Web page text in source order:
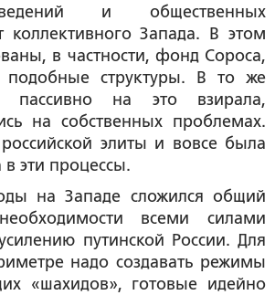
и общественных
коллективного Запада. В этом
в частности, фонд Сороса,
подобные структуры. В то же
пассивно на это взирала,
на собственных проблемах.
российской элиты и вовсе была
эти процессы.
на Западе сложился общий
всеми силами
путинской России. Для
надо создавать режимы
«шахидов», готовые идейно